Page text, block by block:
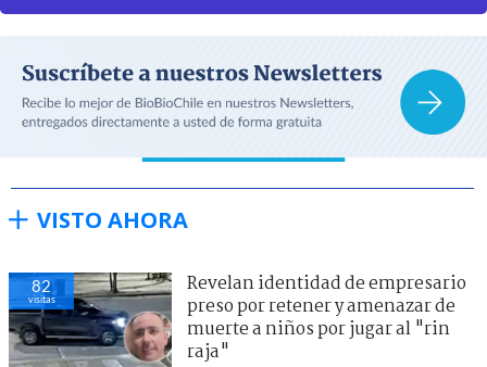
VISTO AHORA
82
visitas
Revelan identidad de empresario
preso por retener y amenazar de
muerte a niños por jugar al "rin
raja"